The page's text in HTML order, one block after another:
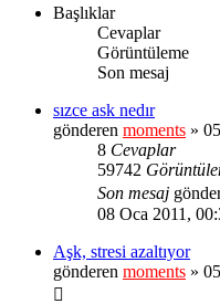
Başlıklar
Cevaplar
Görüntüleme
Son mesaj
sızce ask nedır
gönderen moments »
8 Cevaplar
59742
Son mesaj
08 Oca 2011,
Aşk, stresi azaltıyor
gönderen moments »